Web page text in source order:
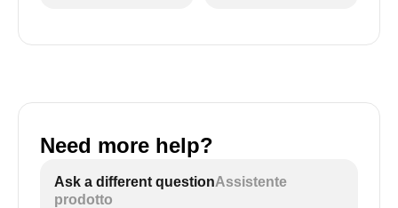
Need more help?
Ask a different questionAssistente
prodotto